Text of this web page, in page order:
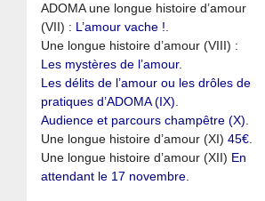
ADOMA une longue histoire d’amour
(VII) : L’amour vache !
Une longue histoire d’amour (VIII) :
Les mystères de l’amour.
Les délits de l’amour ou les drôles de
pratiques d’ADOMA (IX)
Audience et parcours champêtre (X)
Une longue histoire d’amour (XI)45€
Une longue histoire d’amour (XII) En
attendant le 17 novembre